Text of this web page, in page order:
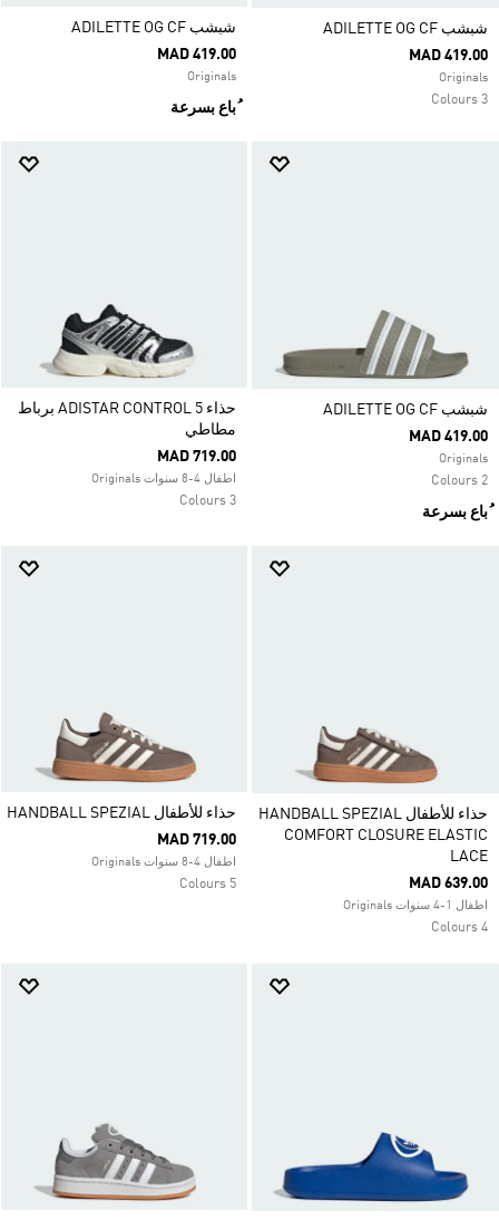
شبشب ADILETTE OG CF
MAD 419.00
Originals
3 Colours
شبشب ADILETTE OG CF
MAD 419.00
Originals
ُباع بسرعة
شبشب ADILETTE OG CF
MAD 419.00
Originals
2 Colours
ُباع بسرعة
حذاء ADISTAR CONTROL 5 برباط
مطاطي
MAD 719.00
اطفال 4-8 سنوات Originals
3 Colours
حذاء للأطفال HANDBALL SPEZIAL
COMFORT CLOSURE ELASTIC
LACE
MAD 639.00
اطفال 1-4 سنوات Originals
4 Colours
حذاء للأطفال HANDBALL SPEZIAL
MAD 719.00
اطفال 4-8 سنوات Originals
5 Colours